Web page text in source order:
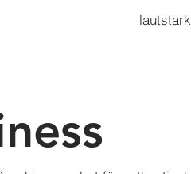
lautstark